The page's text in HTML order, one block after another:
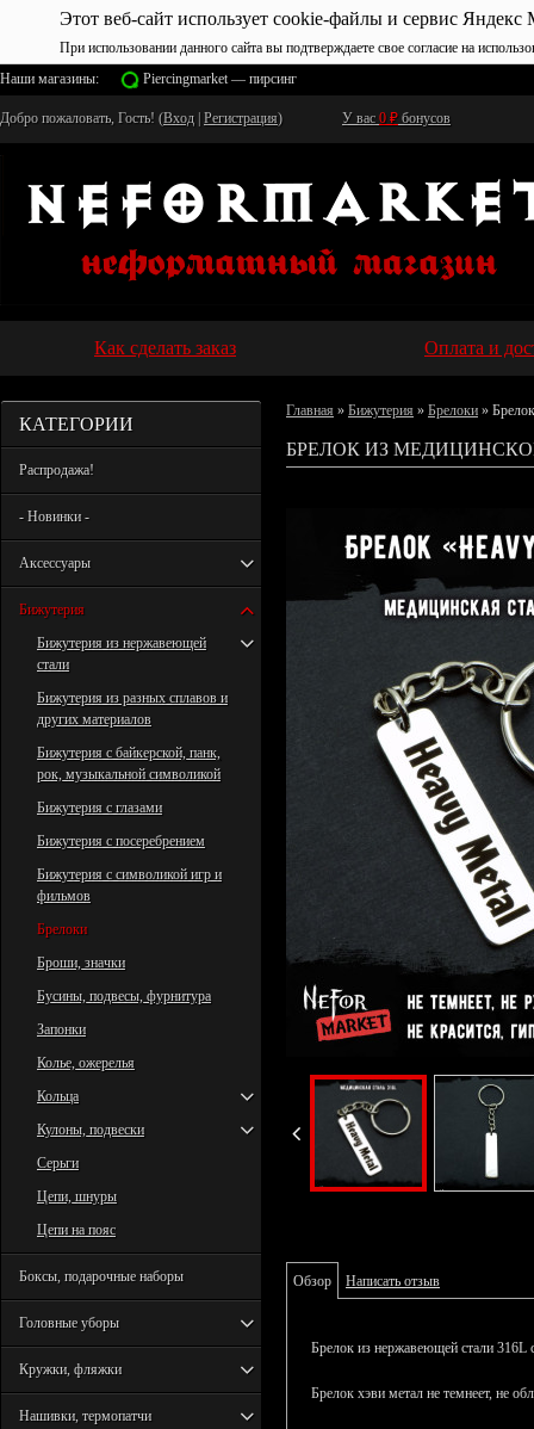
Этот веб-сайт использует cookie-файлы и сервис Яндекс
При использовании данного сайта вы подтверждаете свое согласие на
Наши магазины:
Piercingmarket — пирсинг
Добро пожаловать, Гость! (Вход Регистрация) У вас 0 ₽ бонусов
Как сделать заказ Оплата и
КАТЕГОРИИ
Распродажа!
- Новинки -
Аксессуары
Бижутерия
Бижутерия из нержавеющей
стали
Бижутерия из разных сплавов и
других материалов
Бижутерия с байкерской, панк,
рок, музыкальной символикой
Бижутерия с глазами
Бижутерия с посеребрением
Бижутерия с символикой игр и
фильмов
Брелоки
Броши, значки
Бусины, подвесы, фурнитура
Запонки
Колье, ожерелья
Кольца
Кулоны, подвески
Серьги
Цепи, шнуры
Цепи на пояс
Боксы, подарочные наборы
Головные уборы
Кружки, фляжки
Нашивки, термопатчи
Главная » Бижутерия » Брелоки »
БРЕЛОК ИЗ МЕДИЦИНСКОЙ
Обзор Написать отзыв
Брелок из нержавеющей стали 316L
Брелок хэви метал не темнеет, не